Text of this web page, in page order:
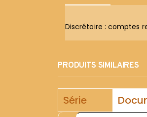
Discrétoire : comptes
PRODUITS SIMILAIRES
Série